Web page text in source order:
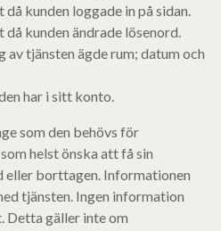
kunden loggade in på sidan.
kunden ändrade lösenord.
av tjänsten ägde rum; datum och
har i sitt konto.
som den behövs för
helst önska att få sin
eller borttagen. Informationen
tjänsten. Ingen information
Detta gäller inte om